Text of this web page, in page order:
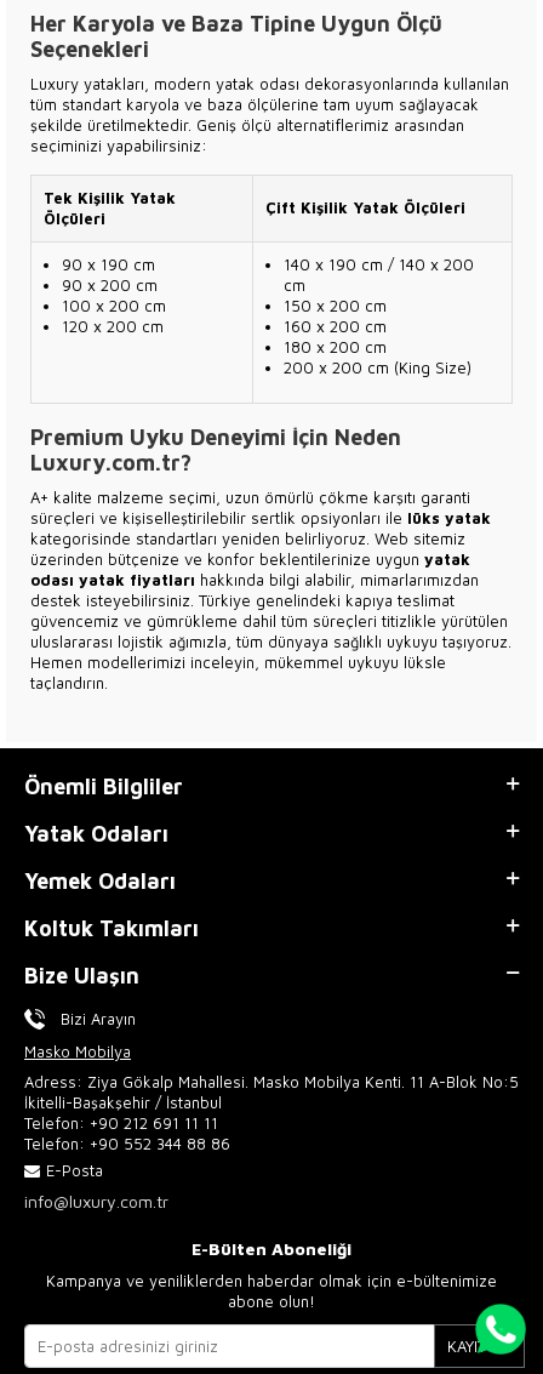
Her Karyola ve Baza Tipine Uygun Ölçü
Seçenekleri
Luxury yatakları, modern yatak odası dekorasyonlarında kullanılan
tüm standart karyola ve baza ölçülerine tam uyum sağlayacak
şekilde üretilmektedir. Geniş ölçü alternatiflerimiz arasından
seçiminizi yapabilirsiniz:
Tek Kişilik Yatak
Ölçüleri
Çift Kişilik Yatak Ölçüleri
90 x 190 cm
90 x 200 cm
100 x 200 cm
120 x 200 cm
140 x 190 cm / 140 x 200
cm
150 x 200 cm
160 x 200 cm
180 x 200 cm
200 x 200 cm (King Size)
Premium Uyku Deneyimi İçin Neden
Luxury.com.tr?
A+ kalite malzeme seçimi, uzun ömürlü çökme karşıtı garanti
süreçleri ve kişiselleştirilebilir sertlik opsiyonları ile lüks yatak
kategorisinde standartları yeniden belirliyoruz. Web sitemiz
üzerinden bütçenize ve konfor beklentilerinize uygun yatak
odası yatak fiyatları hakkında bilgi alabilir, mimarlarımızdan
destek isteyebilirsiniz. Türkiye genelindeki kapıya teslimat
güvencemiz ve gümrükleme dahil tüm süreçleri titizlikle yürütülen
uluslararası lojistik ağımızla, tüm dünyaya sağlıklı uykuyu taşıyoruz.
Hemen modellerimizi inceleyin, mükemmel uykuyu lüksle
taçlandırın.
Önemli Bilgliler
Yatak Odaları
Yemek Odaları
Koltuk Takımları
Bize Ulaşın
Bizi Arayın
Masko Mobilya
Adress: Ziya Gökalp Mahallesi. Masko Mobilya Kenti. 11 A-Blok No:5
İkitelli-Başakşehir / İstanbul
Telefon: +90 212 691 11 11
Telefon: +90 552 344 88 86
E-Posta
info@luxury.com.tr
E-Bülten Aboneliği
Kampanya ve yeniliklerden haberdar olmak için e-bültenimize
abone olun!
KAYIT OL